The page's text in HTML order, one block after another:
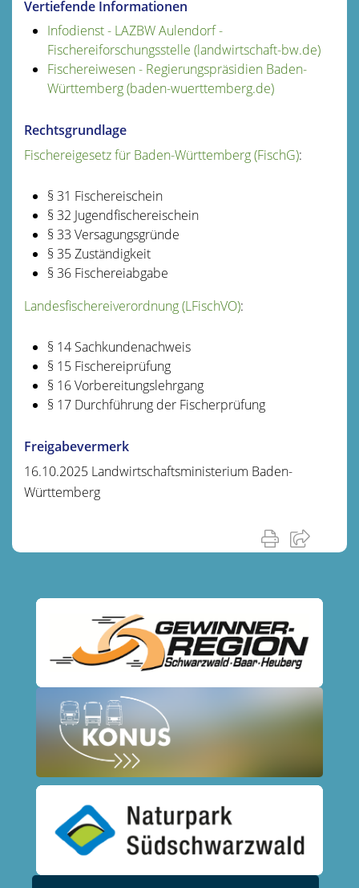
Vertiefende Informationen
Infodienst - LAZBW Aulendorf -
Fischereiforschungsstelle (landwirtschaft-bw.de)
Fischereiwesen - Regierungspräsidien Baden-
Württemberg (baden-wuerttemberg.de)
Rechtsgrundlage
Fischereigesetz für Baden-Württemberg (FischG):
§ 31 Fischereischein
§ 32 Jugendfischereischein
§ 33 Versagungsgründe
§ 35 Zuständigkeit
§ 36 Fischereiabgabe
Landesfischereiverordnung (LFischVO):
§ 14Sachkundenachweis
§ 15 Fischereiprüfung
§ 16 Vorbereitungslehrgang
§ 17 Durchführung der Fischerprüfung
Freigabevermerk
16.10.2025 Landwirtschaftsministerium Baden-
Württemberg